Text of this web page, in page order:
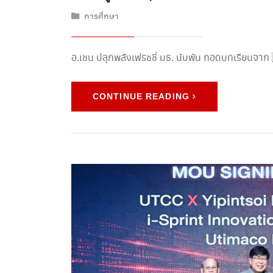
การศึกษา
อ.เชน ปลุกพลังเฟรชชี่ มธ. นับพัน ถอดบทเรียนจา
CONTINUE READING